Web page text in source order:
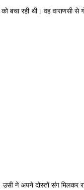
रही थी। वह वाराणसी से
ने अपने दोस्तों संग मिलकर